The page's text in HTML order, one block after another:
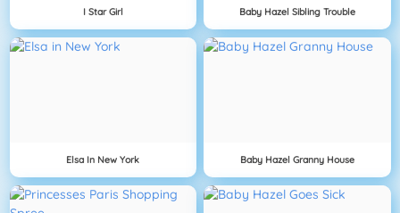
I Star Girl Baby Hazel Sibling Trouble
Elsa In New York Baby Hazel Granny House